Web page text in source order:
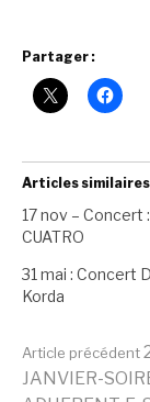
Partager :
Articles similaires
17 nov – Concert
CUATRO
31 mai : Concert
Korda
Lire
Article précédent
JANVIER-